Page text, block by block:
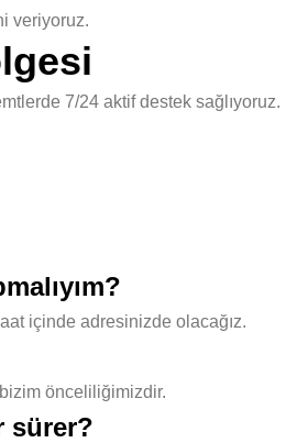
veriyoruz.
7/24 aktif destek
içinde adresinizde olacağız.
önceliliğimizdir.
sürer?